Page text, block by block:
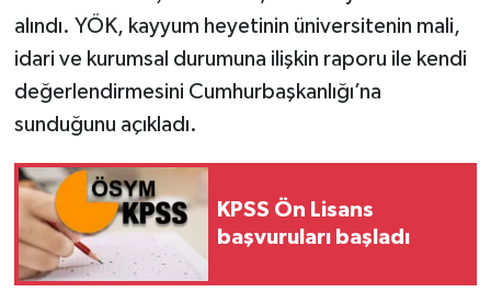
alındı. YÖK, kayyum heyetinin üniversitenin mali,
idari ve kurumsal durumuna ilişkin raporu ile kendi
değerlendirmesini Cumhurbaşkanlığı’na
sunduğunu açıkladı.
KPSS Ön Lisans
başvuruları başladı